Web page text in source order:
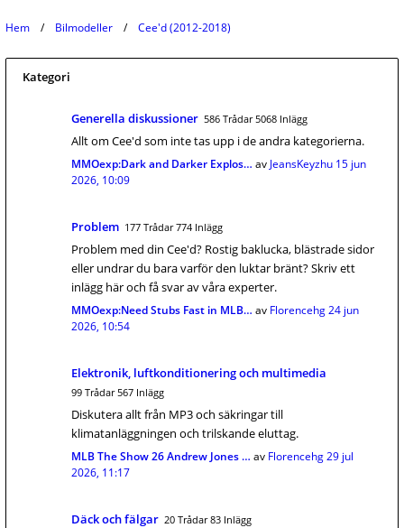
Hem Bilmodeller Cee'd (2012-2018)
Kategori
Generella diskussioner 586 Trådar 5068 Inlägg
Allt om Cee'd som inte tas upp i de andra kategorierna.
MMOexp:Dark and Darker Explos… av JeansKeyzhu 15 jun
2026, 10:09
Problem 177 Trådar 774 Inlägg
Problem med din Cee'd? Rostig baklucka, blästrade sidor
eller undrar du bara varför den luktar bränt? Skriv ett
inlägg här och få svar av våra experter.
MMOexp:Need Stubs Fast in MLB… av Florencehg24 jun
2026, 10:54
Elektronik, luftkonditionering och multimedia
99 Trådar 567 Inlägg
Diskutera allt från MP3 och säkringar till
klimatanläggningen och trilskande eluttag.
MLB The Show 26 Andrew Jones … av Florencehg29 jul
2026, 11:17
Däck och fälgar 20 Trådar 83 Inlägg